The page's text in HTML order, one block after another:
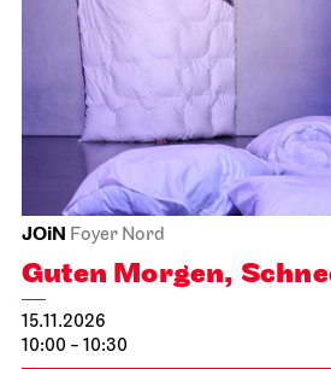
JOiN Foyer Nord
Guten Morgen,
15.11.2026
10:00 - 10:30